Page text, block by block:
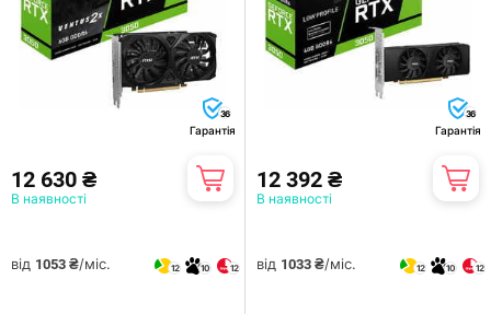
36
Гарантія
12 630 ₴
В наявності
від 1053 ₴/міс. 12 10 12
36
Гарантія
12 392 ₴
В наявності
від 1033 ₴/міс. 12 10 12